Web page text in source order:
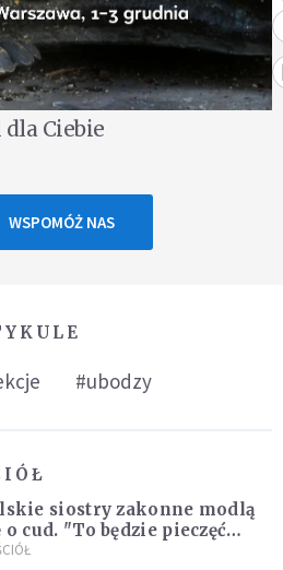
Ciebie
WSPOMÓŻ NAS
#ubodzy
siostry zakonne modlą
o cud. "To będzie pieczęć
Boga dla naszej wiary"